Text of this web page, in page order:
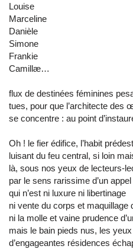
Louise
Marceline
Danièle
Simone
Frankie
Camillæ…
flux de destinées féminines
tues, pour que l’architecte des
se concentre : au point
Oh ! le fier édifice, l’habit
luisant du feu central, si loin
là, sous nos yeux de lecteurs-
par le sens rarissime d’un
qui n’est ni luxure ni libertinage
ni vente du corps et maquillage
ni la molle et vaine prudence
mais le bain pieds nus, les yeux
d’engageantes résidences